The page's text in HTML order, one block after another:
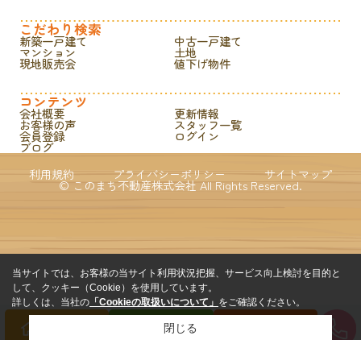
こだわり検索
新築一戸建て 中古一戸建て
マンション 土地
現地販売会 値下げ物件
コンテンツ
会社概要 更新情報
お客様の声 スタッフ一覧
会員登録 ログイン
ブログ
利用規約
プライバシーポリシー サイトマップ
© このまち不動産株式会社 All Rights Reserved.
売りたい方
当サイトでは、お客様の当サイト利用状況把握、サービス向上検討を目的と
して、クッキー（Cookie）を使用しています。
詳しくは、当社の 「Cookieの取扱いについて」 をご確認ください。
閉じる